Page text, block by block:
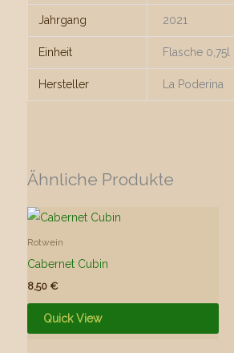
Jahrgang 2021
Einheit Flasche 0,75l
Hersteller La Poderina
Ähnliche Produkte
Rotwein
Cabernet Cubin
8,50€
Quick View